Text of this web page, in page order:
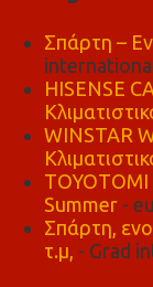
Σπάρτη –
HISENSE
WINSTAR
Summer -
Σπάρτη,
τ.μ, - Grad